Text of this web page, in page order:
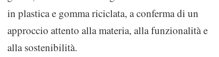
in plastica e gomma riciclata, a conferma di un
approccio attento alla materia, alla funzionalità e
alla sostenibilità.